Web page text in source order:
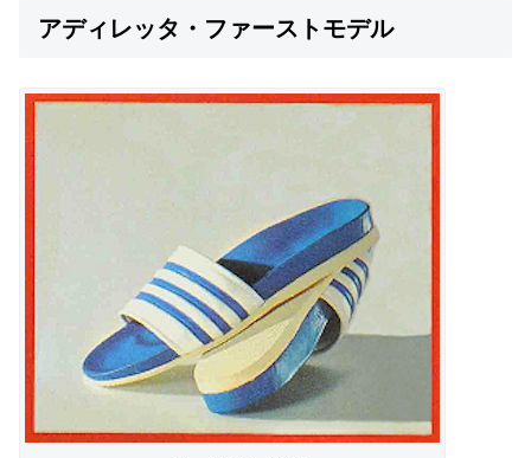
アディレッタ・ファーストモデル